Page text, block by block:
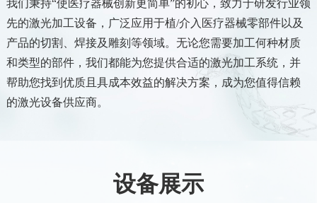
统
湃
生
系
我
们
我们秉持“使医疗器械创新更简单”的初心，致力于研发行业领
先的激光加工设备，广泛应用于植/介入医疗器械零部件以及
产品的切割、焊接及雕刻等领域。无论您需要加工何种材质
和类型的部件，我们都能为您提供合适的激光加工系统，并
帮助您找到优质且具成本效益的解决方案，成为您值得信赖
的激光设备供应商。
设备展示